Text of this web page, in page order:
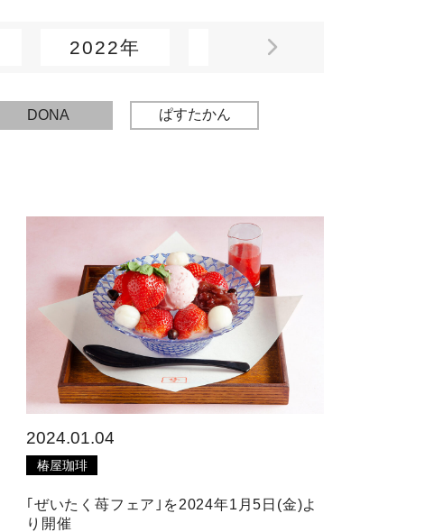
2022年 2021年
DONA ぱすたかん
2024.01.04
椿屋珈琲
｢ぜいたく苺フェア｣を2024年1月5日(金)よ
り開催